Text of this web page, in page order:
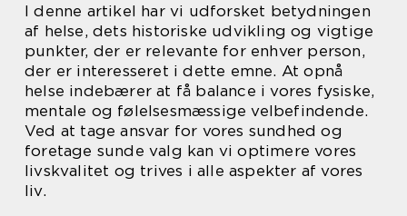
I denne artikel har vi udforsket betydningen
af helse, dets historiske udvikling og vigtige
punkter, der er relevante for enhver person,
der er interesseret i dette emne. At opnå
helse indebærer at få balance i vores fysiske,
mentale og følelsesmæssige velbefindende.
Ved at tage ansvar for vores sundhed og
foretage sunde valg kan vi optimere vores
livskvalitet og trives i alle aspekter af vores
liv.